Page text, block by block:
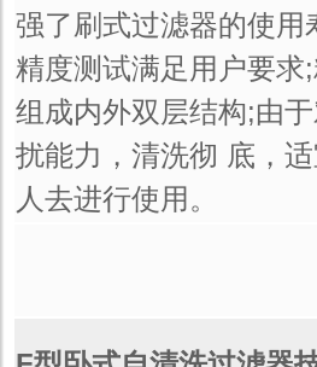
强了刷式过滤器的使
精度测试满足用户要
组成内外双层结构;由
扰能力，清洗彻 底，
人去进行使用。